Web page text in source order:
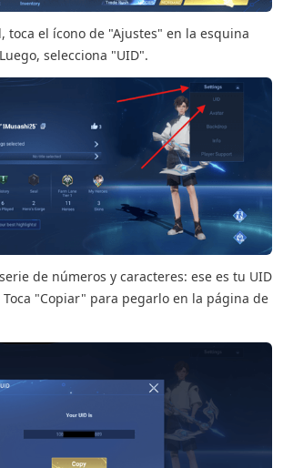
toca el ícono de "Ajustes" en la esquina
selecciona "UID".
de números y caracteres: ese es tu UID
"Copiar" para pegarlo en la página de